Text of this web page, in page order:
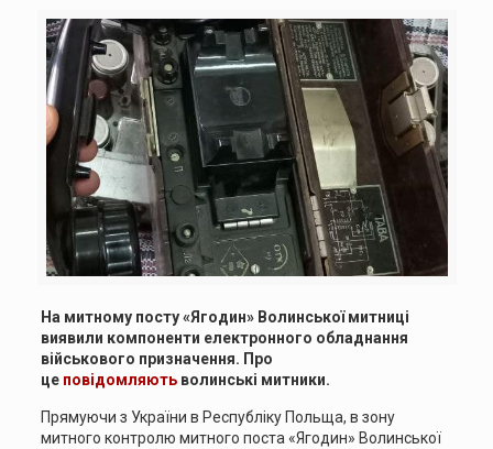
На митному посту «Ягодин» Волинської митниці
виявили компоненти електронного обладнання
військового призначення. Про
це повідомляють волинські митники.
Прямуючи з України в Республіку Польща, в зону
митного контролю митного поста «Ягодин» Волинської